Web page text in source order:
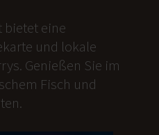
bietet eine
und lokale
Genießen Sie im
Fisch und